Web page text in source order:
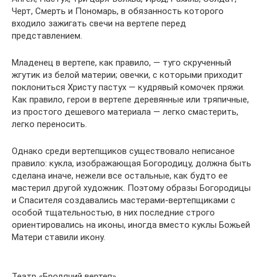
Черт, Смерть и Пономарь, в обязанность которого
входило зажигать свечи на вертепе перед
представлением.
Младенец в вертепе, как правило, — туго скрученный
жгутик из белой материи; овечки, с которыми приходит
поклониться Христу пастух — кудрявый комочек пряжи.
Как правило, герои в вертепе деревянные или тряпичные,
из простого дешевого материала — легко смастерить,
легко переносить.
Однако среди вертепщиков существовало неписаное
правило: кукла, изображающая Богородицу, должна быть
сделана иначе, нежели все остальные, как будто ее
мастерил другой художник. Поэтому образы Богородицы
и Спасителя создавались мастерами-вертепщиками с
особой тщательностью, в них последние строго
ориентировались на иконы, иногда вместо куклы Божьей
Матери ставили икону.